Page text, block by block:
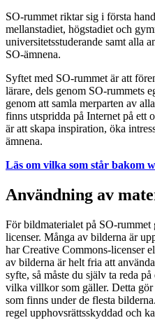
SO-rummet riktar sig i första
mellanstadiet, högstadiet och
universitetsstuderande samt alla
SO-ämnena.
Syftet med SO-rummet är att
lärare, dels genom SO-rummets
genom att samla merparten av
finns utspridda på Internet på ett
är att skapa inspiration, öka
ämnena.
Läs om vilka som står bakom
Användning av
För bildmaterialet på SO-
licenser. Många av bilderna är
har Creative Commons-licenser
av bilderna är helt fria att
syfte, så måste du själv ta reda
vilka villkor som gäller. Detta
som finns under de flesta
regel upphovsrättsskyddad och